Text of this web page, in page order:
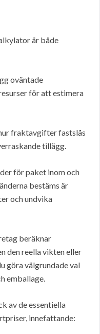
är både
oväntade
för att estimera
fraktavgifter fastslås
tillägg.
för paket inom och
bestäms är
och undvika
beräknar
den reella vikten eller
göra välgrundade val
emballage.
av de essentiella
innefattande: